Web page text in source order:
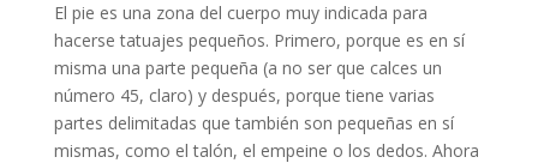
El pie es una zona del cuerpo muy indicada para
hacerse tatuajes pequeños. Primero, porque es en sí
misma una parte pequeña (a no ser que calces un
número 45, claro) y después, porque tiene varias
partes delimitadas que también son pequeñas en sí
mismas, como el talón, el empeine o los dedos. Ahora